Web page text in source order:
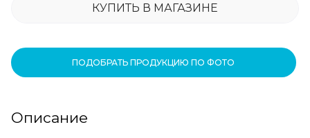
КУПИТЬ В МАГАЗИНЕ
ПОДОБРАТЬ ПРОДУКЦИЮ ПО ФОТО
Описание